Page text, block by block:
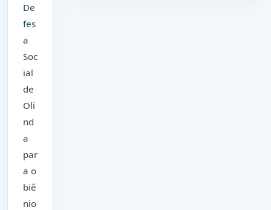
De
fes
a
Soc
ial
de
Oli
nd
a
par
a o
biê
nio